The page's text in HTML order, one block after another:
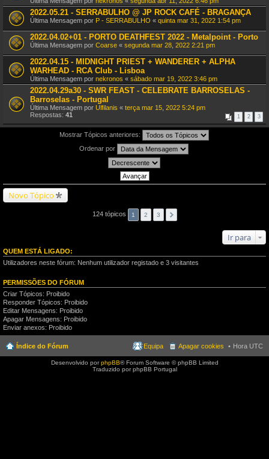
2022.05.21 - SERRABULHO @ JP ROCK CAFÉ - BRAGANÇA
Última Mensagem por P - SERRABULHO « quinta mar 31, 2022 1:54 pm
2022.04.02+01 - PORTO DEATHFEST 2022 - Metalpoint - Porto
Última Mensagem por Coarse « segunda mar 28, 2022 2:21 pm
2022.04.15 - MIDNIGHT PRIEST + WANDERER + ALPHA
WARHEAD - RCA Club - Lisboa
Última Mensagem por nekronos « sábado mar 19, 2022 3:46 pm
2022.04.29a30 - SWR FEAST - CELEBRATE BARROSELAS -
Barroselas - Portugal
Última Mensagem por Ulfilanis « terça mar 15, 2022 5:24 pm
Respostas: 41 1 2 3
Mostrar Tópicos anteriores:
Ordenar por
Novo Tópico
124 tópicos 1 2 3
Ir para
QUEM ESTÁ LIGADO:
Utilizadores neste fórum: Nenhum utilizador registado e 3 visitantes
PERMISSÕES DO FÓRUM
Criar Tópicos: Proibido
Responder Tópicos: Proibido
Editar Mensagens: Proibido
Apagar Mensagens: Proibido
Enviar anexos: Proibido
Índice do Fórum Hora UTC
Apagar cookies
Equipa
Desenvolvido porphpBB® Forum Software © phpBB Limited
Traduzido por phpBB Portugal